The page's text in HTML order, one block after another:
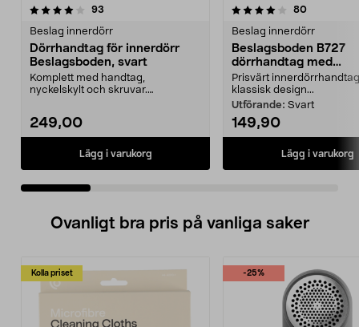
93
Beslag innerdörr
Dörrhandtag för innerdörr
Beslagsboden, svart
Komplett med handtag,
nyckelskylt och skruvar.
249,00
Lägg i varukorg
4.0 av 5 stjärnor 80
Beslag innerdörr
Beslagsboden B727
dörrhandtag med
nyckelskylt, innerdörr
Prisvärt
klassisk design...
Utförande: Svart
149,90
Lägg i varukorg
4.5 av 5 stjärnor
Ovanligt bra pris på vanliga saker
Kolla priset -25%